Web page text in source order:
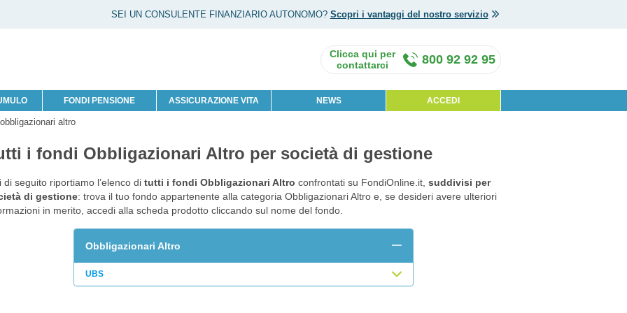
SEI UN CONSULENTE FINANZIARIO AUTONOMO? Scopri i vantaggi del nostro servizio
FONDI PENSIONE ASSICURAZIONE VITA NEWS ACCEDI
800 92 92 95
altro
i fondi Obbligazionari Altro per società di gestione
di seguito riportiamo l’elenco di tutti i fondi Obbligazionari Altro confrontati su FondiOnline.it, suddivisi per
di gestione: trova il tuo fondo appartenente alla categoria Obbligazionari Altro e, se desideri avere ulteriori
in merito, accedi alla scheda prodotto cliccando sul nome del fondo.
Obbligazionari Altro
UBS